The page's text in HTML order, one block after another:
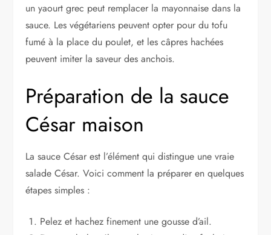
un yaourt grec peut remplacer la mayonnaise dans la
sauce. Les végétariens peuvent opter pour du tofu
fumé à la place du poulet, et les câpres hachées
peuvent imiter la saveur des anchois.
Préparation de la sauce
César maison
La sauce César est l’élément qui distingue une vraie
salade César. Voici comment la préparer en quelques
étapes simples :
Pelez et hachez finement une gousse d’ail.